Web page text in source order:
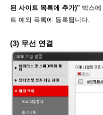
된 사이트 목록에 추가)" 박스
트 예외 목록에 등록됩니다.
(3) 무선 연결